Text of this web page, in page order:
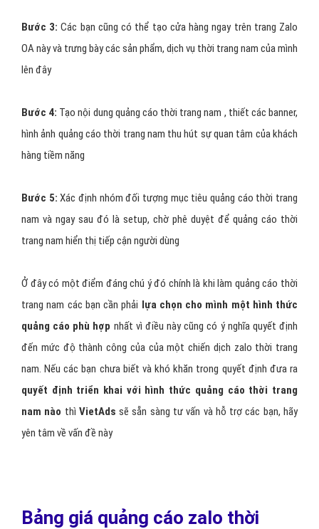
Bước 3: Các bạn cũng có thể tạo cửa hàng ngay trên trang Zalo
OA này và trưng bày các sản phẩm, dịch vụ thời trang nam của mình
lên đây
Bước 4: Tạo nội dung quảng cáo thời trang nam , thiết các banner,
hình ảnh quảng cáo thời trang nam thu hút sự quan tâm của khách
hàng tiềm năng
Bước 5:Xác định nhóm đối tượng mục tiêu quảng cáo thời trang
nam và ngay sau đó là setup, chờ phê duyệt để quảng cáo thời
trang nam hiển thị tiếp cận người dùng
Ở đây có một điểm đáng chú ý đó chính là khi làm quảng cáo thời
trang nam các bạn cần phải lựa chọn cho mình một hình thức
quảng cáo phù hợp nhất vì điều này cũng có ý nghĩa quyết định
đến mức độ thành công của của một chiến dịch zalo thời trang
nam. Nếu các bạn chưa biết và khó khăn trong quyết định đưa ra
quyết định triển khai với hình thức quảng cáo thời trang
nam nào thì VietAds sẽ sẵn sàng tư vấn và hỗ trợ các bạn, hãy
yên tâm về vấn đề này
Bảng giá quảng cáo zalo thời